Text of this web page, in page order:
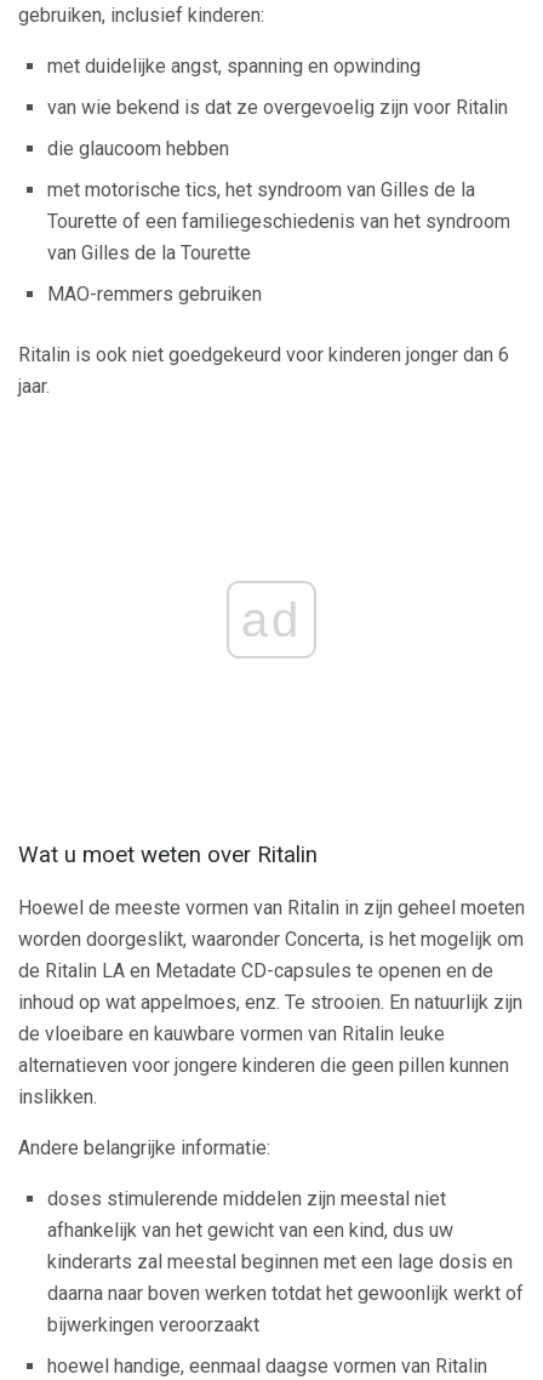
gebruiken, inclusief kinderen:
met duidelijke angst, spanning en opwinding
van wie bekend is dat ze overgevoelig zijn voor Ritalin
die glaucoom hebben
met motorische tics, het syndroom van Gilles de la
Tourette of een familiegeschiedenis van het syndroom
van Gilles de la Tourette
MAO-remmers gebruiken
Ritalin is ook niet goedgekeurd voor kinderen jonger dan 6
jaar.
ad
Wat u moet weten over Ritalin
Hoewel de meeste vormen van Ritalin in zijn geheel moeten
worden doorgeslikt, waaronder Concerta, is het mogelijk om
de Ritalin LA en Metadate CD-capsules te openen en de
inhoud op wat appelmoes, enz. Te strooien. En natuurlijk zijn
de vloeibare en kauwbare vormen van Ritalin leuke
alternatieven voor jongere kinderen die geen pillen kunnen
inslikken.
Andere belangrijke informatie:
doses stimulerende middelen zijn meestal niet
afhankelijk van het gewicht van een kind, dus uw
kinderarts zal meestal beginnen met een lage dosis en
daarna naar boven werken totdat het gewoonlijk werkt of
bijwerkingen veroorzaakt
hoewel handige, eenmaal daagse vormen van Ritalin